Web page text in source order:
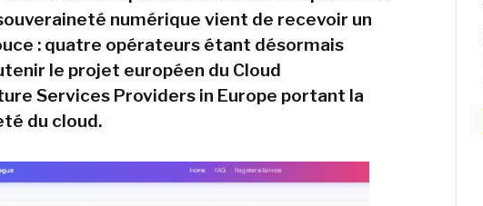
numérique vient de recevoir un
: quatre opérateurs étant désormais
le projet européen du Cloud
Services Providers in Europe portant la
du cloud.